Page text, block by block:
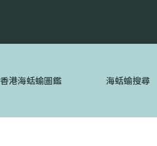
香港海蛞蝓圖鑑 海蛞蝓搜尋